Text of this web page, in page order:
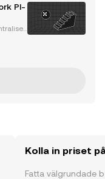
PI-
Kolla in priset
Fatta välgrundade